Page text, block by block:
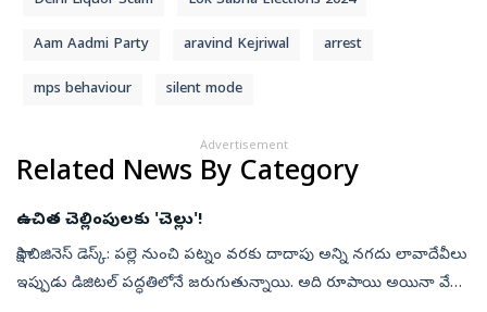
Aam Aadmi Party aravind Kejriwal arrest
mps behaviour silent mode
Advertisement
Related News By Category
ఉచిత చెల్లింపులకు 'చెల్లు'!
సాక్షి బిజినెస్‌ డెస్క్‌: పల్లె నుంచి పట్నం వరకు దాదాపు అన్ని నగదు లావాదేవీలు
ఇప్పుడు డిజిటల్‌ పద్ధతిలోనే జరుగుతున్నాయి. అది రూపాయి అయినా వేల